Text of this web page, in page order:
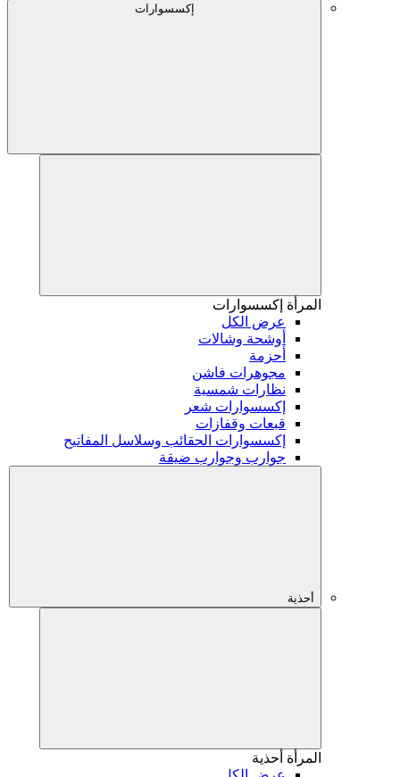
إكسسوارات
المرأة إكسسوارات
عرض الكل
أوشحة وشالات
أحزمة
مجوهرات فاشن
نظارات شمسية
إكسسوارات شعر
قبعات وقفازات
إكسسوارات الحقائب وسلاسل المفاتيح
جوارب وجوارب ضيقة
أحذية
المرأة أحذية